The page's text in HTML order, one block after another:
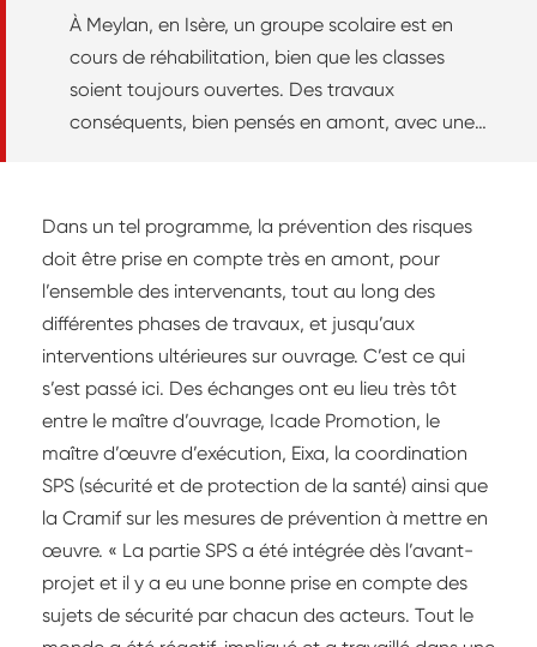
À Meylan, en Isère, un groupe scolaire est en
cours de réhabilitation, bien que les classes
soient toujours ouvertes. Des travaux
conséquents, bien pensés en amont, avec une
Dans un tel programme, la prévention des risques
doit être prise en compte très en amont, pour
l’ensemble des intervenants, tout au long des
différentes phases de travaux, et jusqu’aux
interventions ultérieures sur ouvrage. C’est ce qui
s’est passé ici. Des échanges ont eu lieu très tôt
entre le maître d’ouvrage, Icade Promotion, le
maître d’œuvre d’exécution, Eixa, la coordination
SPS (sécurité et de protection de la santé) ainsi que
la Cramif sur les mesures de prévention à mettre en
œuvre. « La partie SPS a été intégrée dès l’avant-
projet et il y a eu une bonne prise en compte des
sujets de sécurité par chacun des acteurs. Tout le